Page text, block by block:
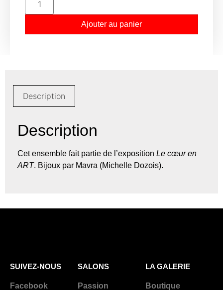
Ajouter au panier
Description
Description
Cet ensemble fait partie de l’exposition Le cœur en
ART. Bijoux par Mavra (Michelle Dozois).
SUIVEZ-NOUS
Facebook
SALONS
Passion
LA GALERIE
Boutique